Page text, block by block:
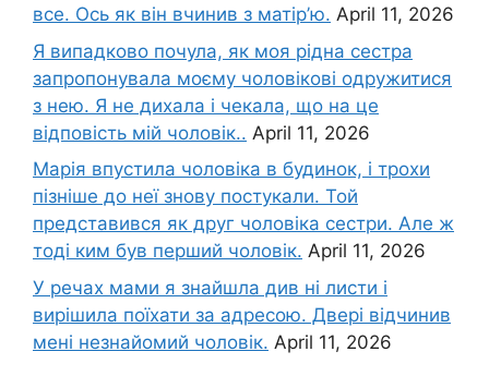
все. Ось як він вчинив з матір’ю. April 11, 2026
Я випадково почула, як моя рідна сестра
запропонувала моєму чоловікові одружитися
з нею. Я не дихала і чекала, що на це
відповість мій чоловік.. April 11, 2026
Марія впустила чоловіка в будинок, і трохи
пізніше до неї знову постукали. Той
представився як друг чоловіка сестри. Але ж
тоді ким був перший чоловік. April 11, 2026
У речах мами я знайшла див ні листи і
вирішила поїхати за адресою. Двері відчинив
мені незнайомий чоловік. April 11, 2026